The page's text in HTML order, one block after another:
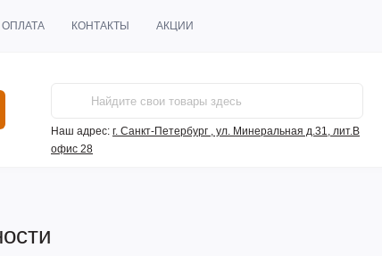
ОПЛАТА КОНТАКТЫ АКЦИИ
Наш адрес: г. Санкт-Петербург , ул. Минеральная д.31, лит.В
офис 28